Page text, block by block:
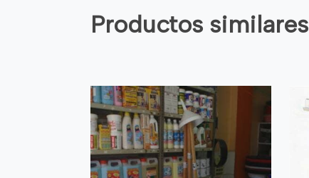
Productos similares